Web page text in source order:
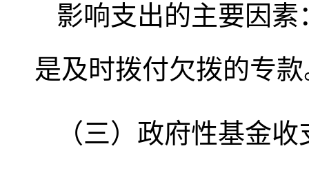
影响支出的主要因
是及时拨付欠拨的专
（三）政府性基金